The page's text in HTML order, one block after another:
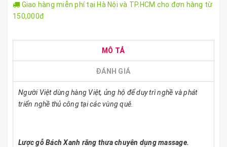
Giao hàng miễn phí tại Hà Nội và TP.HCM cho đơn hàng từ
150,000đ
MÔ TẢ
ĐÁNH GIÁ
Người Việt dùng hàng Việt, ủng hộ để duy trì nghề và phát
triển nghề thủ công tại các vùng quê.
Lược gỗ Bách Xanh răng thưa chuyên dụng massage.